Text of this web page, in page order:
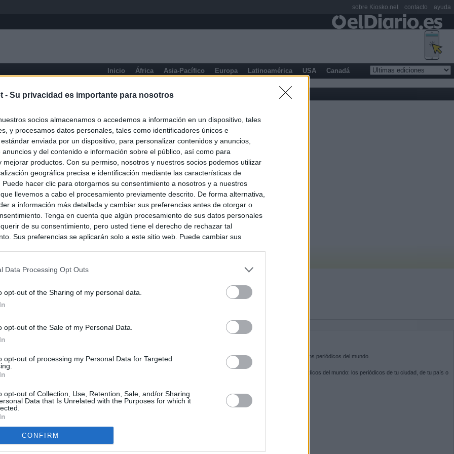
- Su privacidad es importante para nosotros
socios almacenamos o accedemos a información en un dispositivo, tales
y procesamos datos personales, tales como identificadores únicos e
enviada por un dispositivo, para personalizar contenidos y anuncios,
anuncios y del contenido e información sobre el público, así como para
mejorar productos. Con su permiso, nosotros y nuestros socios podemos utilizar
geográfica precisa e identificación mediante las características de
Puede hacer clic para otorgarnos su consentimiento a nosotros y a nuestros
llevemos a cabo el procesamiento previamente descrito. De forma alternativa,
a información más detallada y cambiar sus preferencias antes de otorgar o
Tenga en cuenta que algún procesamiento de sus datos personales
de su consentimiento, pero usted tiene el derecho de rechazar tal
Sus preferencias se aplicarán solo a este sitio web. Puede cambiar sus
Data Processing Opt Outs
opt-out of the Sharing of my personal data.
opt-out of the Sale of my Personal Data.
opt-out of processing my Personal Data for Targeted
opt-out of Collection, Use, Retention, Sale, and/or Sharing
Data that Is Unrelated with the Purposes for which it
CONFIRM
Inicio África Asia-Pacífico Europa Latinoamérica USA Canadá
Potosí
Ayuso señaló por la compra del ático: "Lo que no se dice es
residencia oficial para la presidenta"
Ayuso no puede destinar directamente la venta del ático de
por los incendios
Kiosko.netes la puerta de entrada a los periódicos del mundo.
Navega por las portadas de los periódicos del mundo: los periódicos de tu ciudad, de tu país o
SÍGUENOS
sobre Kiosko.net contacto ayuda